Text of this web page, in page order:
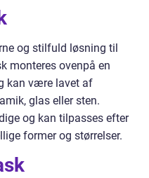
og stilfuld løsning til
monteres ovenpå en
kan være lavet af
glas eller sten.
og kan tilpasses efter
former og størrelser.